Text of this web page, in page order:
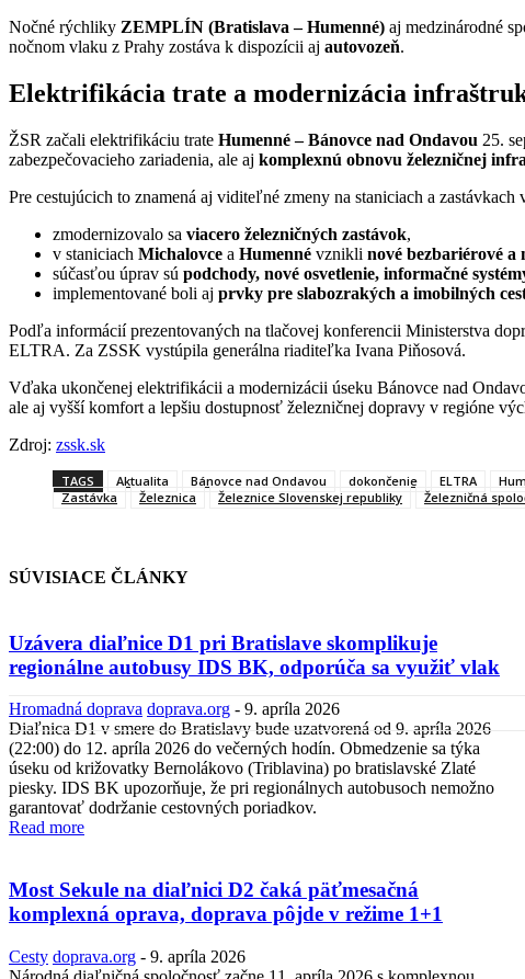
Nočné rýchliky ZEMPLÍN (Bratislava – Humenné) aj medzinárodné
nočnom vlaku z Prahy zostáva k dispozícii aj autovozeň.
Elektrifikácia trate a modernizácia
ŽSR začali elektrifikáciu trate Humenné – Bánovce nad Ondavou 25.
zabezpečovacieho zariadenia, ale aj komplexnú obnovu železničnej
Pre cestujúcich to znamená aj viditeľné zmeny na staniciach a
zmodernizovalo sa viacero železničných zastávok,
v staniciach Michalovce a Humenné vznikli nové bezbariérové
súčasťou úprav sú podchody, nové osvetlenie, informačné
implementované boli aj prvky pre slabozrakých a imobilných
Podľa informácií prezentovaných na tlačovej konferencii Ministerstva
ELTRA. Za ZSSK vystúpila generálna riaditeľka Ivana Piňosová.
Vďaka ukončenej elektrifikácii a modernizácii úseku Bánovce nad
ale aj vyšší komfort a lepšiu dostupnosť železničnej dopravy v regióne
Zdroj: zssk.sk
TAGS Aktualita Bánovce nad Ondavou dokončenie ELTRA
Zastávka
Železnica Železnice Slovenskej republiky Železničná
SÚVISIACE ČLÁNKY
Uzávera diaľnice D1 pri Bratislave skomplikuje
regionálne autobusy IDS BK, odporúča sa využiť vlak
Hromadná doprava doprava.org - 9. apríla 2026
Diaľnica D1 v smere do Bratislavy bude uzatvorená od 9. apríla 2026
(22:00) do 12. apríla 2026 do večerných hodín. Obmedzenie sa týka
úseku od križovatky Bernolákovo (Triblavina) po bratislavské Zlaté
piesky. IDS BK upozorňuje, že pri regionálnych autobusoch nemožno
garantovať dodržanie cestovných poriadkov.
Read more
Most Sekule na diaľnici D2 čaká päťmesačná
komplexná oprava, doprava pôjde v režime 1+1
Cesty doprava.org - 9. apríla 2026